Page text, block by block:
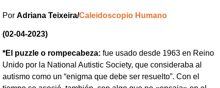
Por Adriana Teixeira/Caleidoscopio Humano
(02-04-2023)
*El puzzle o rompecabeza: fue usado desde 1963 en Reino
Unido por la National Autistic Society, que consideraba al
autismo como un “enigma que debe ser resuelto”. Con el